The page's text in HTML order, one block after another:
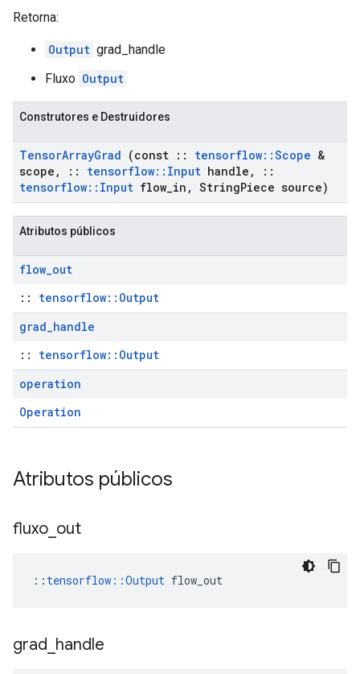
Retorna:
Output grad_handle
Fluxo Output
Construtores e Destruidores
TensorArrayGrad (const :: tensorflow::Scope &
scope , :: tensorflow:: Input handle ,
::
tensorflow:: Input flow in , StringPiece source)
Atributos públicos
flow_out
:: tensorflow::Output
grad_handle
:: tensorflow::Output
operation
Operation
Atributos públicos
fluxo out
:: tensorflow::Output flow_out
grad handle